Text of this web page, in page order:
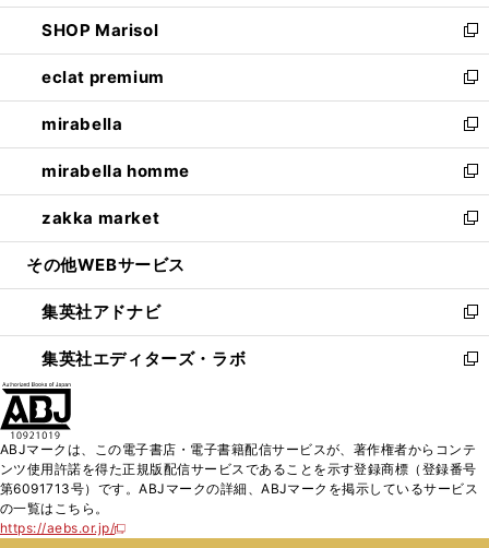
開
く
ウ
で
開
く
ン
ド
ウ
で
開
く
ウ
ィ
ン
ド
ウ
で
開
く
し
い
ウ
ィ
ン
ド
ウ
で
開
く
SHOP Marisol
新
し
い
ウ
ィ
ン
ド
ウ
で
開
eclat premium
新
し
い
ウ
ィ
ン
ド
ウ
開
く
mirabella
新
し
い
ウ
ィ
ン
ウ
で
開
く
mirabella homme
新
し
い
ウ
ン
ド
ウ
で
zakka market
新
し
ウ
ィ
ン
ド
く
その他WEBサービス
集英社アドナビ
新
し
い
ド
ウ
で
集英社エディターズ・ラボ
新
ィ
ン
ド
ABJマークは、この電子書店・電子書籍配信サービスが、著作権者からコンテ
ンツ使用許諾を得た正規版配信サービスであることを示す登録商標（登録番号
第6091713号）です。ABJマークの詳細、ABJマークを掲示しているサービス
の一覧はこちら。
https://aebs.or.jp/
新